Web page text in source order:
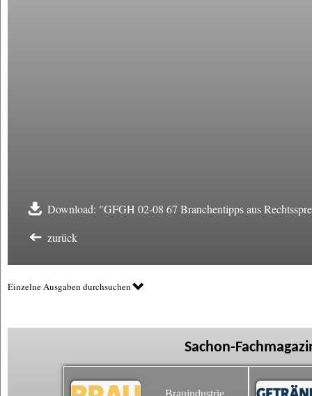
Download: "GFGH 02-08 67 Branchentipps aus
zurück
Einzelne Ausgaben durchsuchen
Sachon-
Brauindustrie